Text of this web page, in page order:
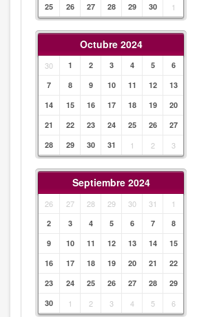
25
26 27 28 29 30 1
Octubre 2024
30 1 2 3 4 5
6
7
8 9 10 11 12
13
14
15 16 17 18 19
20
21
22 23 24 25 26
27
28
29 30 31 1 2 3
Septiembre 2024
26 27 28 29 30 31 1
2 3 4 5 6 7
8
9
10 11 12 13 14
15
16
17 18 19 20 21
22
23
24 25 26 27 28
29
30
1 2 3 4 5 6